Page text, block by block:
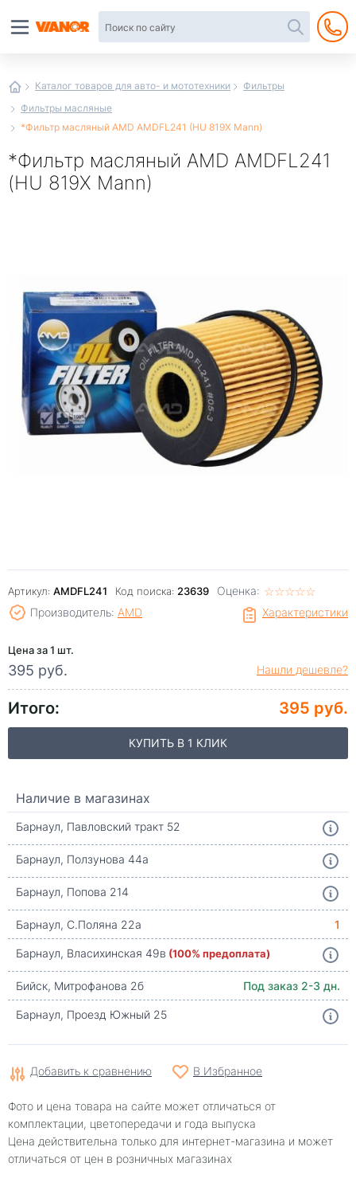
Каталог товаров для авто- и мототехники
Фильтры
Фильтры масляные
*Фильтр масляный AMD AMDFL241 (HU 819X Mann)
*Фильтр масляный AMD AMDFL241
(HU 819X Mann)
Артикул: AMDFL241 Код поиска: 23639 Оценка: ☆☆☆☆☆
★★★★★
Характеристики
Производитель: AMD
Цена за 1 шт.
395 руб. Нашли дешевле?
Итого: 395 руб.
КУПИТЬ В 1 КЛИК
Наличие в магазинах
Барнаул, Павловский тракт 52
Барнаул, Ползунова 44а
Барнаул, Попова 214
Барнаул, С.Поляна 22а
1
Барнаул, Власихинская 49в (100% предоплата)
Бийск, Митрофанова 2б
Под заказ 2-3 дн.
Барнаул, Проезд Южный 25
Добавить к сравнению В Избранное
Фото и цена товара на сайте может отличаться от
комплектации, цветопередачи и года выпуска
Цена действительна только для интернет-магазина и может
отличаться от цен в розничных магазинах
интернет-